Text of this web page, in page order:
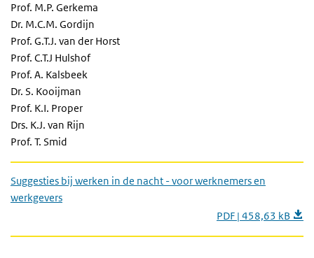
Prof. M.P. Gerkema
Dr. M.C.M. Gordijn
Prof. G.T.J. van der Horst
Prof. C.T.J Hulshof
Prof. A. Kalsbeek
Dr. S. Kooijman
Prof. K.I. Proper
Drs. K.J. van Rijn
Prof. T. Smid
Suggesties bij werken in de nacht - voor werknemers en
werkgevers
PDF | 458,63 kB